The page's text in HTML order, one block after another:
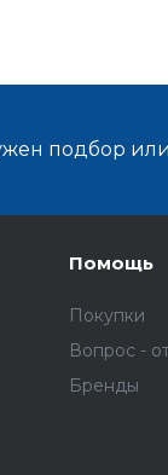
подбор
Помощь
Покупки
Вопрос -
Бренды